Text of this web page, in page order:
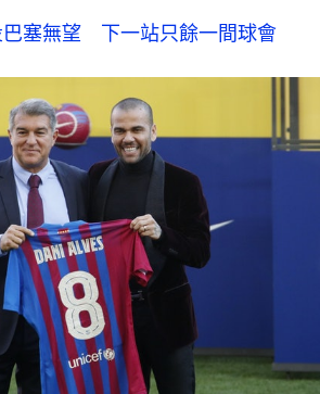
塞無望　下一站只餘一間球會